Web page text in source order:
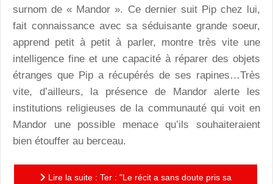
surnom de « Mandor ». Ce dernier suit Pip chez lui,
fait connaissance avec sa séduisante grande soeur,
apprend petit à petit à parler, montre très vite une
intelligence fine et une capacité à réparer des objets
étranges que Pip a récupérés de ses rapines…Très
vite, d’ailleurs, la présence de Mandor alerte les
institutions religieuses de la communauté qui voit en
Mandor une possible menace qu’ils souhaiteraient
bien étouffer au berceau.
Lire la suite : Ter : "Le récit a sans doute pris sa